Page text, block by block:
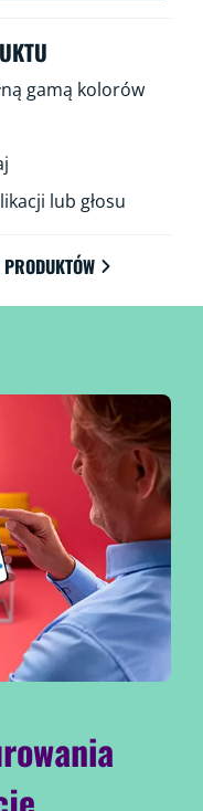
gamą kolorów
lub głosu